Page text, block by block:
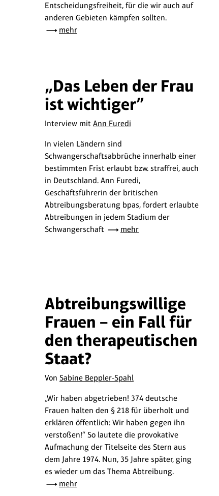
Entscheidungsfreiheit, für die wir auch auf
anderen Gebieten kämpfen sollten.
mehr
„Das Leben der Frau
ist wichtiger”
Interview mit Ann Furedi
In vielen Ländern sind
Schwangerschaftsabbrüche innerhalb einer
bestimmten Frist erlaubt bzw. straffrei, auch
in Deutschland. Ann Furedi,
Geschäftsführerin der britischen
Abtreibungsberatung bpas, fordert erlaubte
Abtreibungen in jedem Stadium der
Schwangerschaft
mehr
Abtreibungswillige
Frauen – ein Fall für
den therapeutischen
Staat?
Von Sabine Beppler-Spahl
„Wir haben abgetrieben! 374 deutsche
Frauen halten den § 218 für überholt und
erklären öffentlich: Wir haben gegen ihn
verstoßen!“ So lautete die provokative
Aufmachung der Titelseite des Stern aus
dem Jahre 1974. Nun, 35 Jahre später, ging
es wieder um das Thema Abtreibung.
mehr